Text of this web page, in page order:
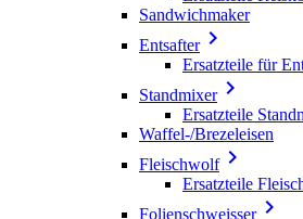
Sandwichmaker
Entsafter
Ersatzteile für
Standmixer
Ersatzteile
Waffel-/Brezeleisen
Fleischwolf
Ersatzteile
Folienschweisser